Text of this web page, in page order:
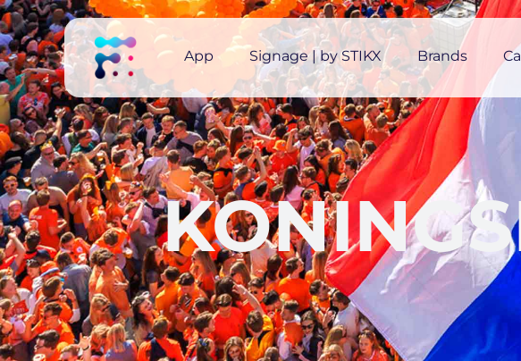
App Signage | by STIKX Brands